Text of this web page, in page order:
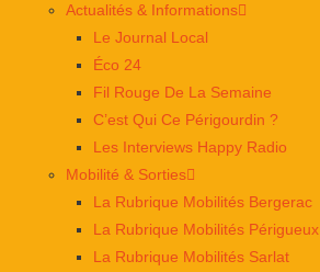
Actualités & Informations
Le Journal Local
Éco 24
Fil Rouge De La Semaine
C’est Qui Ce Périgourdin ?
Les Interviews Happy Radio
Mobilité & Sorties
La Rubrique Mobilités Bergerac
La Rubrique Mobilités Périgueux
La Rubrique Mobilités Sarlat